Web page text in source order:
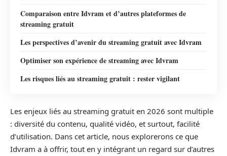
Comparaison entre Idvram et d’autres plateformes de
streaming gratuit
Les perspectives d’avenir du streaming gratuit avec Idvram
Optimiser son expérience de streaming avec Idvram
Les risques liés au streaming gratuit : rester vigilant
Les enjeux liés au streaming gratuit en 2026 sont multiple
: diversité du contenu, qualité vidéo, et surtout, facilité
d’utilisation. Dans cet article, nous explorerons ce que
Idvram a à offrir, tout en y intégrant un regard sur d’autres